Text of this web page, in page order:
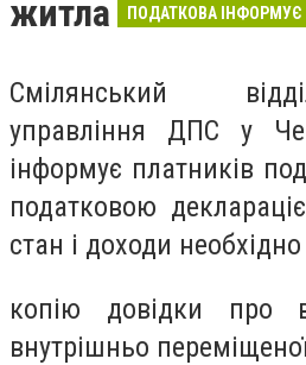
житла
ПОДАТКОВА ІНФОРМУЄ
Смілянський
управління ДПС у
інформує платників
податковою
стан і доходи
копію довідки про
внутрішньо